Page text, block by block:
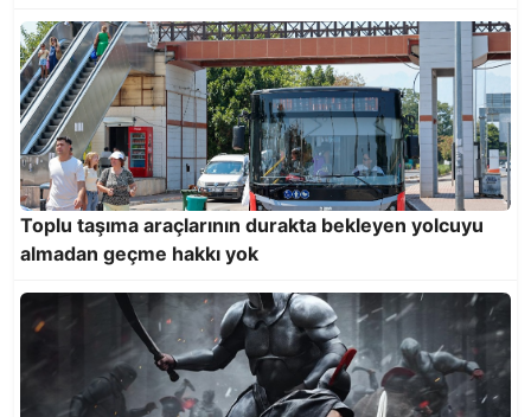
Çöpkapar denizlerimizde hizmette
Finike Açıklarında 50 Yapay Resif Denizle
Buluştu
Toplu taşıma araçlarının durakta bekleyen yolcuyu
almadan geçme hakkı yok